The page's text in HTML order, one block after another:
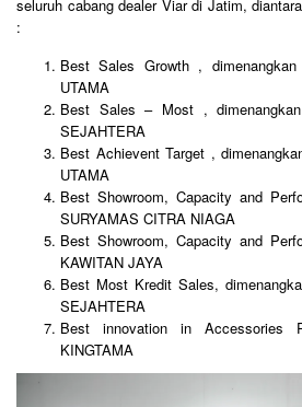
seluruh cabang dealer Viar di Jatim,
:
Best Sales Growth ,
UTAMA
Best Sales – Most ,
SEJAHTERA
Best Achievent Target ,
UTAMA
Best Showroom, Capacity and
SURYAMAS CITRA NIAGA
Best Showroom, Capacity and
KAWITAN JAYA
Best Most Kredit Sales,
SEJAHTERA
Best innovation in Accessories
KINGTAMA